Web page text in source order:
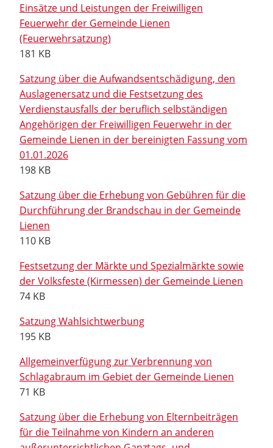
Einsätze und Leistungen der Freiwilligen
Feuerwehr der Gemeinde Lienen
(Feuerwehrsatzung)
181 KB
Satzung über die Aufwandsentschädigung, den
Auslagenersatz und die Festsetzung des
Verdienstausfalls der beruflich selbständigen
Angehörigen der Freiwilligen Feuerwehr in der
Gemeinde Lienen in der bereinigten Fassung vom
01.01.2026
198 KB
Satzung über die Erhebung von Gebühren für die
Durchführung der Brandschau in der Gemeinde
Lienen
110 KB
Festsetzung der Märkte und Spezialmärkte sowie
der Volksfeste (Kirmessen) der Gemeinde Lienen
74 KB
Satzung Wahlsichtwerbung
195 KB
Allgemeinverfügung zur Verbrennung von
Schlagabraum im Gebiet der Gemeinde Lienen
71 KB
Satzung über die Erhebung von Elternbeiträgen
für die Teilnahme von Kindern an anderen